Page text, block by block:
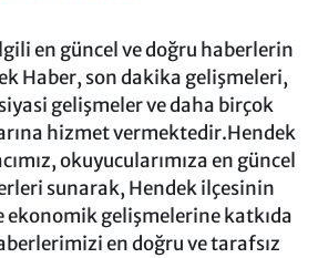
en güncel ve doğru haberlerin
Haber, son dakika gelişmeleri,
gelişmeler ve daha birçok
hizmet vermektedir.Hendek
okuyucularımıza en güncel
sunarak, Hendek ilçesinin
ekonomik gelişmelerine katkıda
en doğru ve tarafsız